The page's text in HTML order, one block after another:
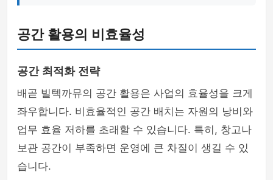
공간 활용의 비효율성
공간 최적화 전략
배곧 빌텍까뮤의 공간 활용은 사업의 효율성을 크게
좌우합니다. 비효율적인 공간 배치는 자원의 낭비와
업무 효율 저하를 초래할 수 있습니다. 특히, 창고나
보관 공간이 부족하면 운영에 큰 차질이 생길 수 있
습니다.